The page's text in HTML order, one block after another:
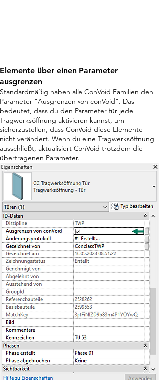
Elemente über einen Parameter
ausgrenzen
Standardmäßig haben alle ConVoid Familien den
Parameter "Ausgrenzen von conVoid". Das
bedeutet, dass du den Parameter für jede
Tragwerksöffnung aktivieren kannst, um
sicherzustellen, dass ConVoid diese Elemente
nicht verändert. Wenn du eine Tragwerksöffnung
ausschließt, aktualisiert ConVoid trotzdem die
übertragenen Parameter.